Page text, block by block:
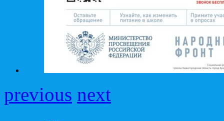
previous next